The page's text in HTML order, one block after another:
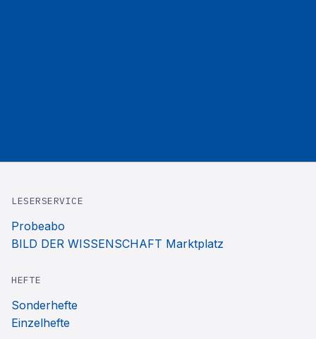
LESERSERVICE
Probeabo
BILD DER WISSENSCHAFT Marktplatz
HEFTE
Sonderhefte
Einzelhefte